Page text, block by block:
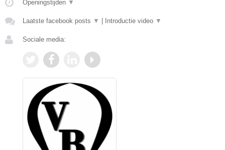
Openingstijden ▼
Laatste facebook posts ▼ Introductie video ▼
Sociale media: